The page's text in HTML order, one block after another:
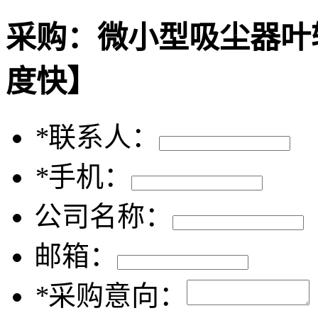
采购： 微小型吸尘器
度快】
*联系人：
*手机：
公司名称：
邮箱：
*采购意向：